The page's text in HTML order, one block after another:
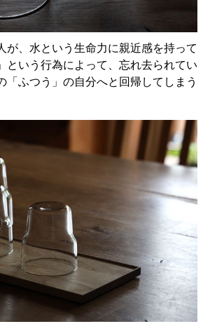
が、水という生命力に親近感を持って
という行為によって、忘れ去られてい
「ふつう」の自分へと回帰してしまう